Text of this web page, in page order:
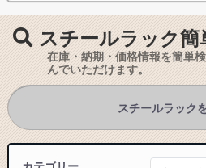
スチールラック簡
在庫・納期・価格情報を簡単
んでいただけます。
スチールラック